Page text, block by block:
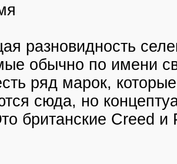
разновидность
обычно по имени
ряд марок,
сюда, но
британские Creed